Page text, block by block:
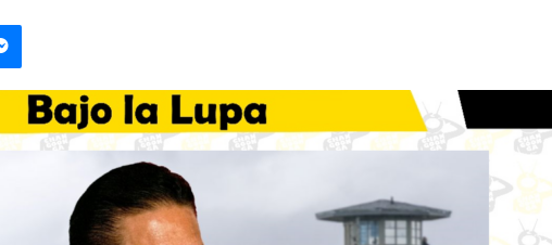
Messenger